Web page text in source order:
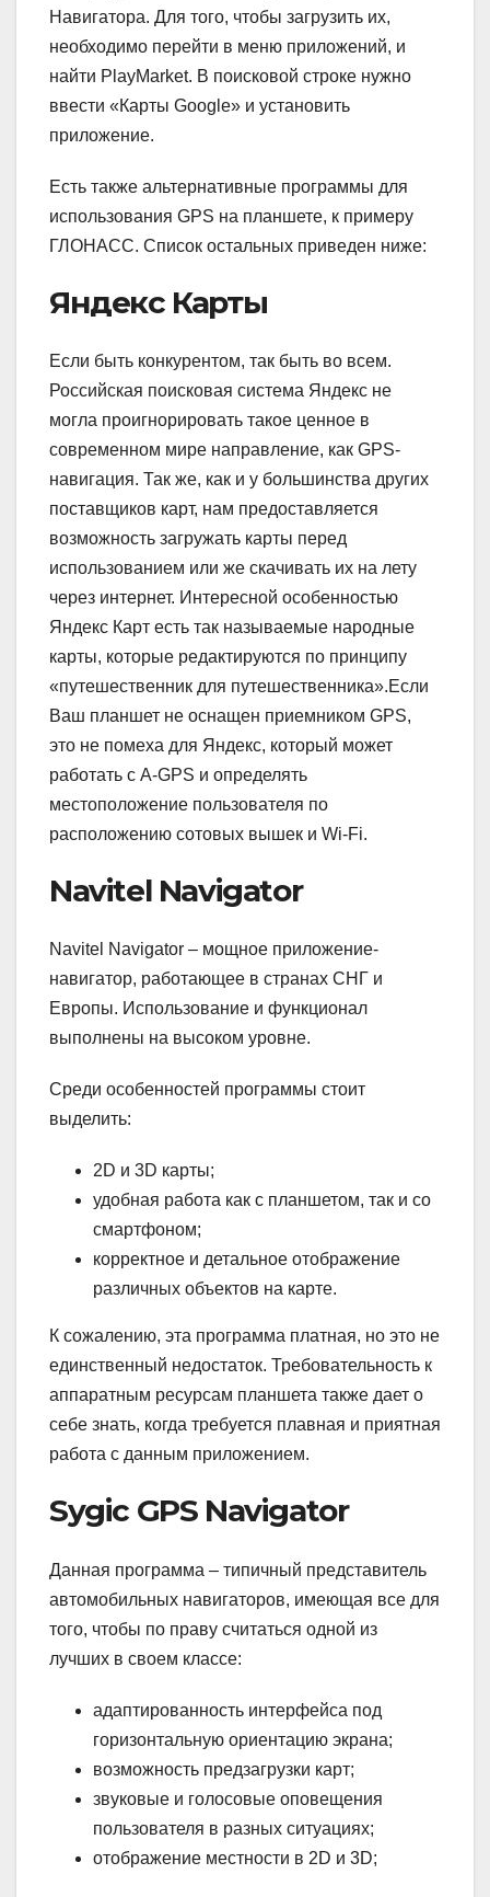
Навигатора. Для того, чтобы загрузить их,
необходимо перейти в меню приложений, и
найти PlayMarket. В поисковой строке нужно
ввести «Карты Google» и установить
приложение.
Есть также альтернативные программы для
использования GPS на планшете, к примеру
ГЛОНАСС. Список остальных приведен ниже:
Яндекс Карты
Если быть конкурентом, так быть во всем.
Российская поисковая система Яндекс не
могла проигнорировать такое ценное в
современном мире направление, как GPS-
навигация. Так же, как и у большинства других
поставщиков карт, нам предоставляется
возможность загружать карты перед
использованием или же скачивать их на лету
через интернет. Интересной особенностью
Яндекс Карт есть так называемые народные
карты, которые редактируются по принципу
«путешественник для путешественника».Если
Ваш планшет не оснащен приемником GPS,
это не помеха для Яндекс, который может
работать с A-GPS и определять
местоположение пользователя по
расположению сотовых вышек и Wi-Fi.
Navitel Navigator
Navitel Navigator – мощное приложение-
навигатор, работающее в странах СНГ и
Европы. Использование и функционал
выполнены на высоком уровне.
Среди особенностей программы стоит
выделить:
2D и 3D карты;
удобная работа как с планшетом, так и со
смартфоном;
корректное и детальное отображение
различных объектов на карте.
К сожалению, эта программа платная, но это не
единственный недостаток. Требовательность к
аппаратным ресурсам планшета также дает о
себе знать, когда требуется плавная и приятная
работа с данным приложением.
Sygic GPS Navigator
Данная программа – типичный представитель
автомобильных навигаторов, имеющая все для
того, чтобы по праву считаться одной из
лучших в своем классе:
адаптированность интерфейса под
горизонтальную ориентацию экрана;
возможность предзагрузки карт;
звуковые и голосовые оповещения
пользователя в разных ситуациях;
отображение местности в 2D и 3D;